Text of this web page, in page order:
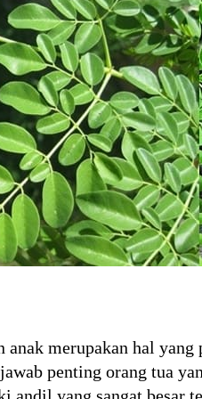
anak merupakan hal
penting orang tua
yang sangat besar